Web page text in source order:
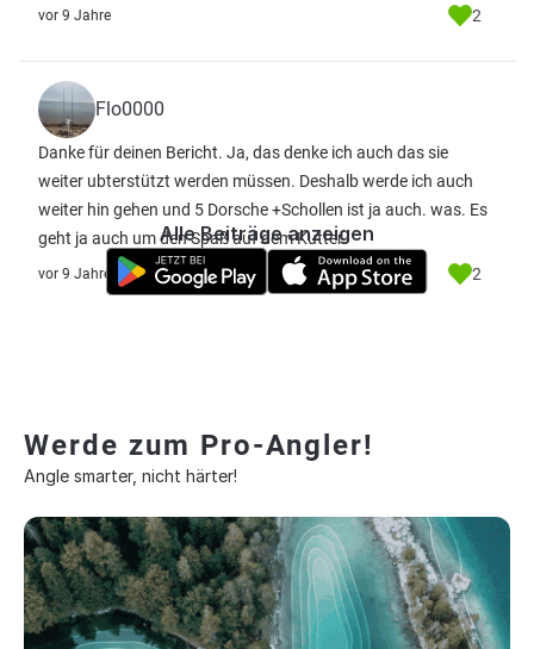
vor 9 Jahre 2
Flo0000
Danke für deinen Bericht. Ja, das denke ich auch das sie
weiter ubterstützt werden müssen. Deshalb werde ich auch
weiter hin gehen und 5 Dorsche +Schollen ist ja auch. was. Es
geht ja auch um den Spaß auf dem Kutter.
vor 9 Jahre 2
Alle Beiträge anzeigen
Werde zum Pro-Angler!
Angle smarter, nicht härter!